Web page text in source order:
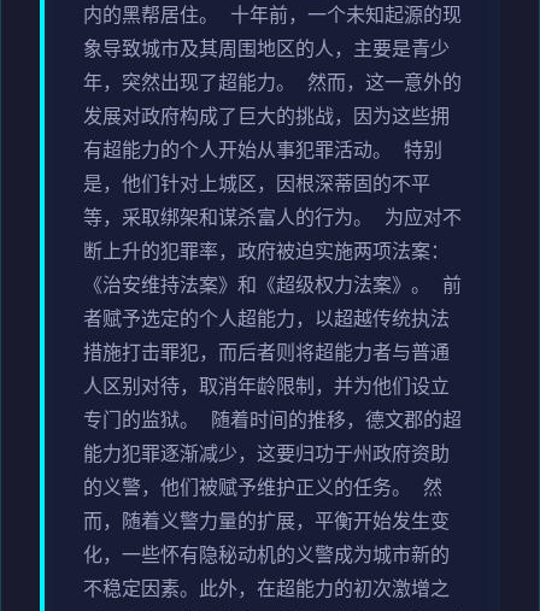
内的黑帮居住。 十年前，一个未知起源的现
象导致城市及其周围地区的人，主要是青少
年，突然出现了超能力。 然而，这一意外的
发展对政府构成了巨大的挑战，因为这些拥
有超能力的个人开始从事犯罪活动。 特别
是，他们针对上城区，因根深蒂固的不平
等，采取绑架和谋杀富人的行为。 为应对不
断上升的犯罪率，政府被迫实施两项法案：
《治安维持法案》和《超级权力法案》。 前
者赋予选定的个人超能力，以超越传统执法
措施打击罪犯，而后者则将超能力者与普通
人区别对待，取消年龄限制，并为他们设立
专门的监狱。 随着时间的推移，德文郡的超
能力犯罪逐渐减少，这要归功于州政府资助
的义警，他们被赋予维护正义的任务。 然
而，随着义警力量的扩展，平衡开始发生变
化，一些怀有隐秘动机的义警成为城市新的
不稳定因素。此外，在超能力的初次激增之